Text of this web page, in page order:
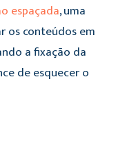
espaçada, uma
os conteúdos em
a fixação da
de esquecer o